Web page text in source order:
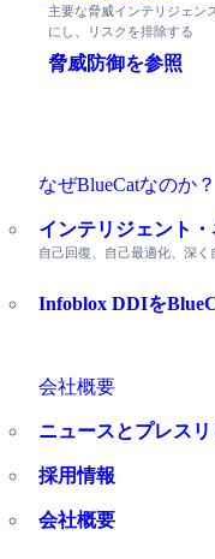
主要な脅威インテリジェン
にし、リスクを排除する
脅威防御を参照
なぜBlueCatなのか？
インテリジェント
自己回復、自己最適化、深
Infoblox DDIを
会社概要
ニュースとプレス
採用情報
会社概要